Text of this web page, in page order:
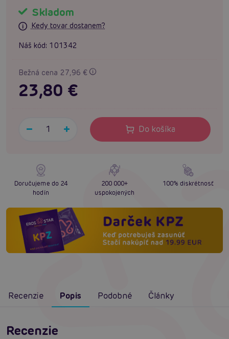
Skladom
Kedy tovar dostanem?
Náš kód: 101342
Bežná cena 27,96 €
23,80 €
Do košíka
Doručujeme do 24
hodín
200 000+
uspokojených
100% diskrétnosť
Recenzie Popis Podobné Články
Recenzie